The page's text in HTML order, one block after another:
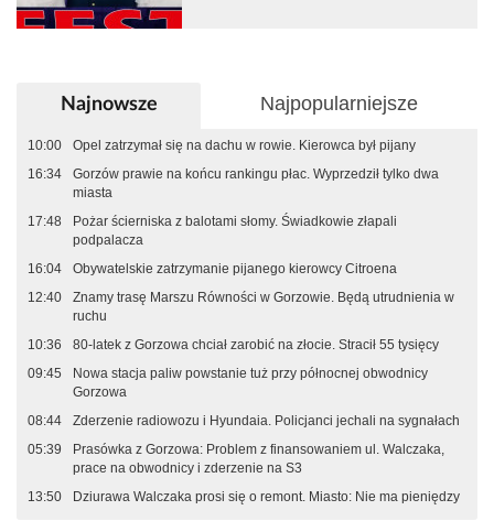
Najnowsze Najpopularniejsze
10:00
Opel zatrzymał się na dachu w rowie. Kierowca był pijany
16:34
Gorzów prawie na końcu rankingu płac. Wyprzedził tylko dwa
miasta
17:48
Pożar ścierniska z balotami słomy. Świadkowie złapali
podpalacza
16:04
Obywatelskie zatrzymanie pijanego kierowcy Citroena
12:40
Znamy trasę Marszu Równości w Gorzowie. Będą utrudnienia w
ruchu
10:36
80-latek z Gorzowa chciał zarobić na złocie. Stracił 55 tysięcy
09:45
Nowa stacja paliw powstanie tuż przy północnej obwodnicy
Gorzowa
08:44
Zderzenie radiowozu i Hyundaia. Policjanci jechali na sygnałach
05:39
Prasówka z Gorzowa: Problem z finansowaniem ul. Walczaka,
prace na obwodnicy i zderzenie na S3
13:50
Dziurawa Walczaka prosi się o remont. Miasto: Nie ma pieniędzy